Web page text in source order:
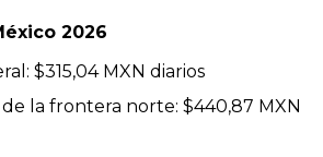
2026
$315,04 MXN diarios
la frontera norte: $440,87 MXN